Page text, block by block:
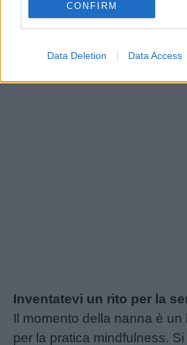
CONFIRM
Data Deletion Data Access
Inventatevi un rito per la
Il momento della nanna è
per la pratica mindfulness.